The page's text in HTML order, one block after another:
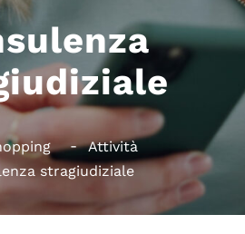
Attività
stragiudiziale